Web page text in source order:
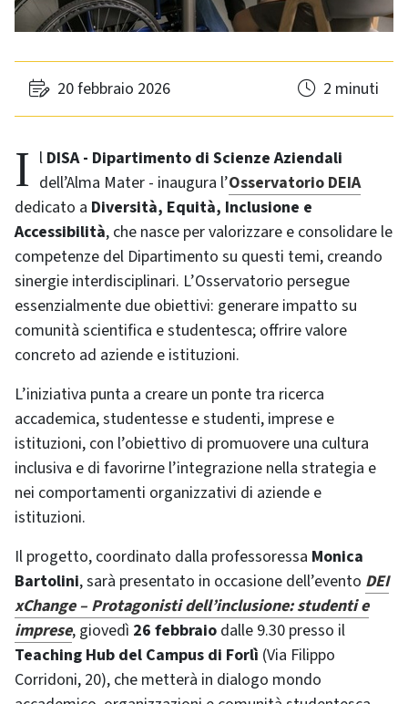
20 febbraio 2026 2 minuti
Il DISA - Dipartimento di Scienze Aziendali
dell’Alma Mater - inaugura l’Osservatorio DEIA
dedicato a Diversità, Equità, Inclusione e
Accessibilità, che nasce per valorizzare e consolidare le
competenze del Dipartimento su questi temi, creando
sinergie interdisciplinari. L’Osservatorio persegue
essenzialmente due obiettivi: generare impatto su
comunità scientifica e studentesca; offrire valore
concreto ad aziende e istituzioni.
L’iniziativa punta a creare un ponte tra ricerca
accademica, studentesse e studenti, imprese e
istituzioni, con l’obiettivo di promuovere una cultura
inclusiva e di favorirne l’integrazione nella strategia e
nei comportamenti organizzativi di aziende e
istituzioni.
Il progetto, coordinato dalla professoressa Monica
Bartolini, sarà presentato in occasione dell’evento DEI
xChange – Protagonisti dell’inclusione: studenti e
imprese, giovedì 26 febbraio dalle 9.30 presso il
Teaching Hub del Campus di Forlì (Via Filippo
Corridoni, 20), che metterà in dialogo mondo